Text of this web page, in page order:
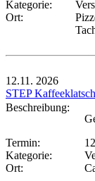
Kategorie:
Ort:
12.11. 2026
STEP Kaffeeklatsch
Beschreibung:
Termin:
Kategorie:
Ort: